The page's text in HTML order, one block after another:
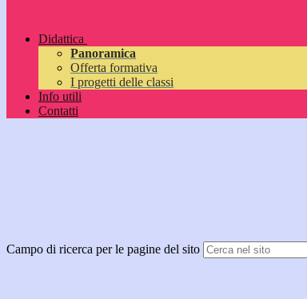
Didattica
Panoramica
Offerta formativa
I progetti delle classi
Info utili
Contatti
Campo di ricerca per le pagine del sito